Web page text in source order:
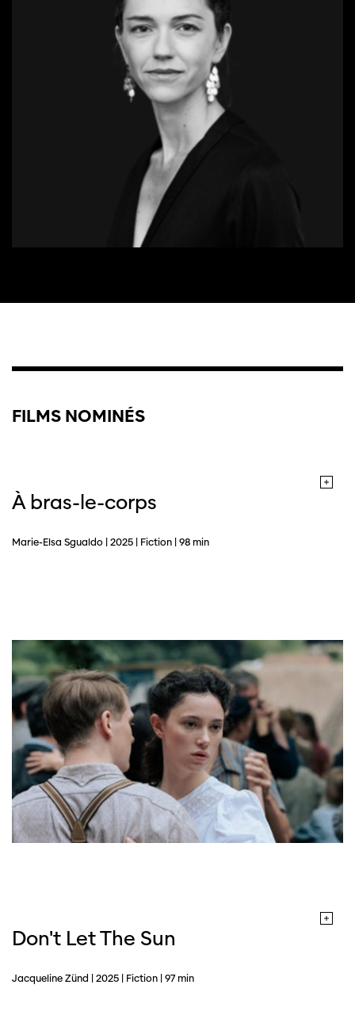
FILMS NOMINÉS
À bras-le-corps
Marie-Elsa Sgualdo | 2025 | Fiction | 98 min
Don't Let The Sun
Jacqueline Zünd | 2025 | Fiction | 97 min